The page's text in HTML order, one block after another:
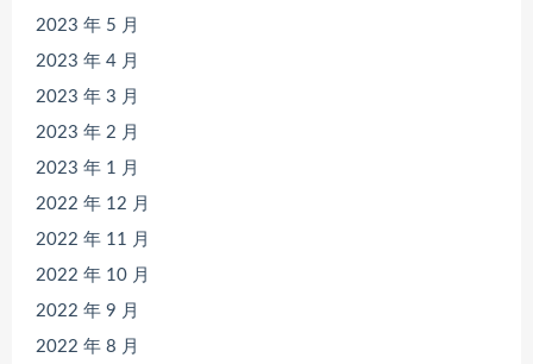
2023 年 5 月
2023 年 4 月
2023 年 3 月
2023 年 2 月
2023 年 1 月
2022 年 12 月
2022 年 11 月
2022 年 10 月
2022 年 9 月
2022 年 8 月